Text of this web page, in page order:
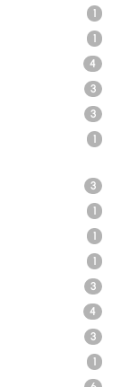
1
1
4
3
3
1
3
1
1
1
3
4
3
1